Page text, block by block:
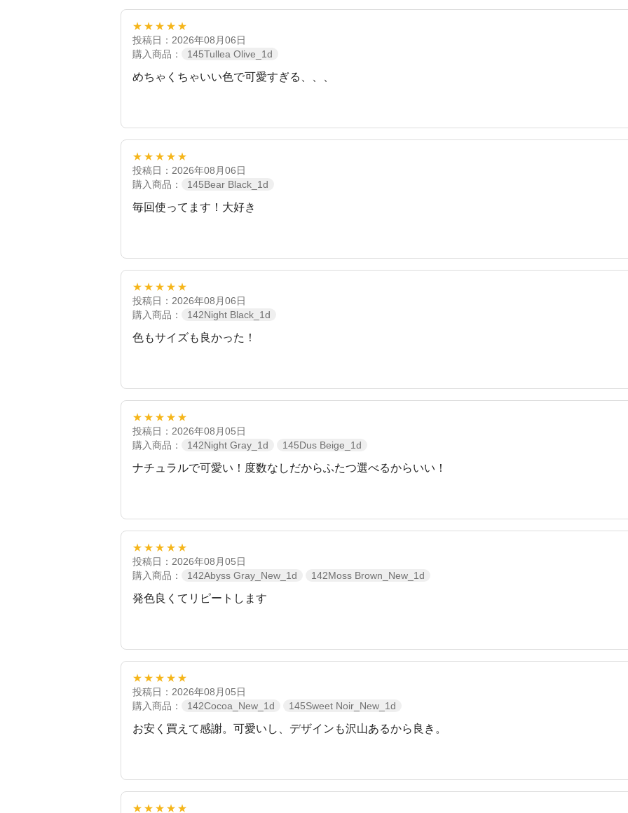
★★★★★
投稿日：2026年08月06日
購入商品：
145Tullea Olive_1d
めちゃくちゃいい色で可愛すぎる、、、
★★★★★
投稿日：2026年08月06日
購入商品：
145Bear Black_1d
毎回使ってます！大好き
★★★★★
投稿日：2026年08月06日
購入商品：
142Night Black_1d
色もサイズも良かった！
★★★★★
投稿日：2026年08月05日
購入商品：
142Night Gray_1d 145Dus Beige_1d
ナチュラルで可愛い！度数なしだからふたつ選べるからいい！
★★★★★
投稿日：2026年08月05日
購入商品：
142Abyss Gray_New_1d 142Moss Brown_New_1d
発色良くてリピートします
★★★★★
投稿日：2026年08月05日
購入商品：
142Cocoa_New_1d 145Sweet Noir_New_1d
お安く買えて感謝。可愛いし、デザインも沢山あるから良き。
★★★★★